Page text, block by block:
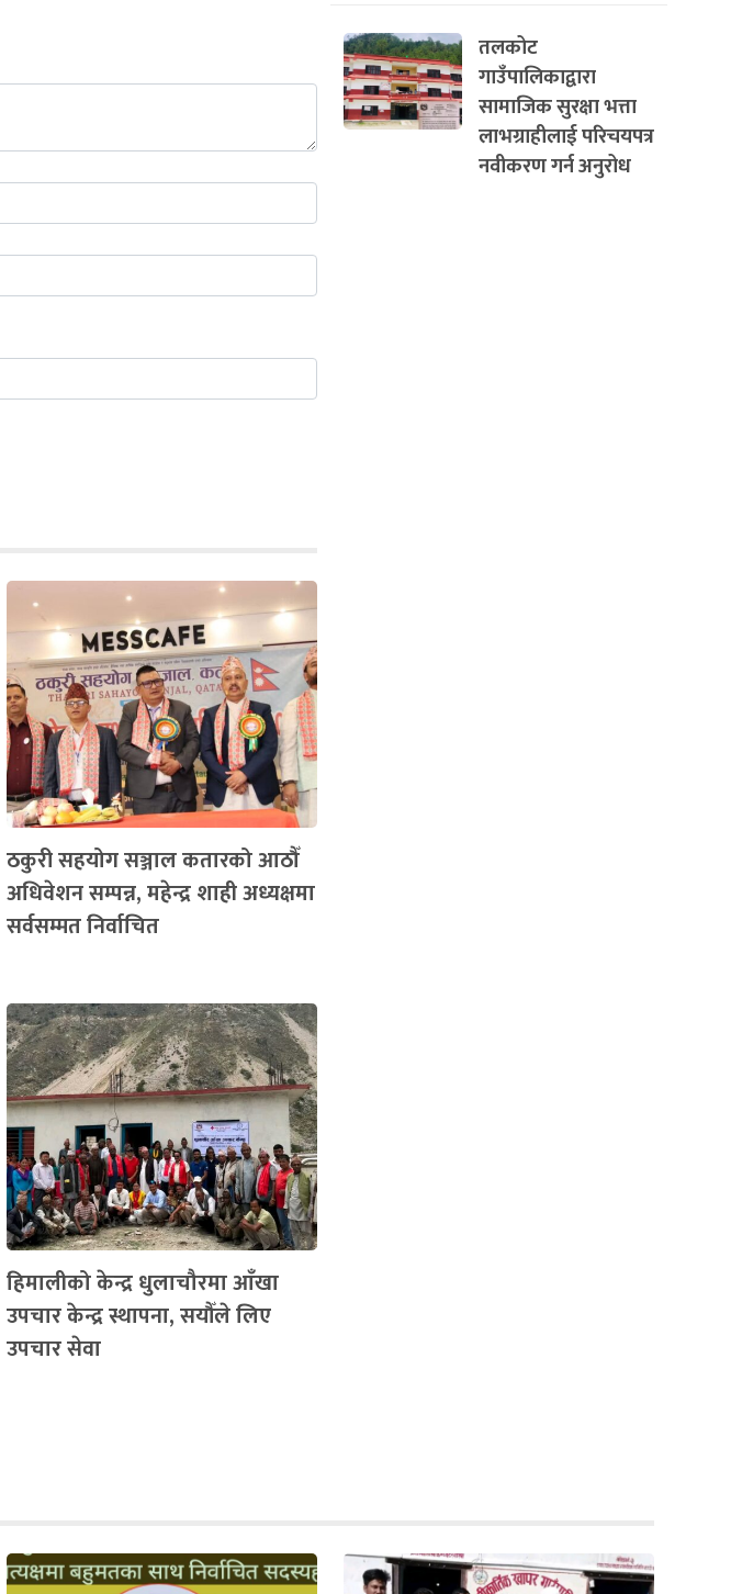
ठकुरी सहयोग सञ्जाल कतारको आठौँ
अधिवेशन सम्पन्न, महेन्द्र शाही अध्यक्षमा
सर्वसम्मत निर्वाचित
हिमालीको केन्द्र धुलाचौरमा आँखा
उपचार केन्द्र स्थापना, सयौँले लिए
उपचार सेवा
तलकोट
गाउँपालिकाद्वारा
सामाजिक सुरक्षा भत्ता
लाभग्राहीलाई परिचयपत्र
नवीकरण गर्न अनुरोध